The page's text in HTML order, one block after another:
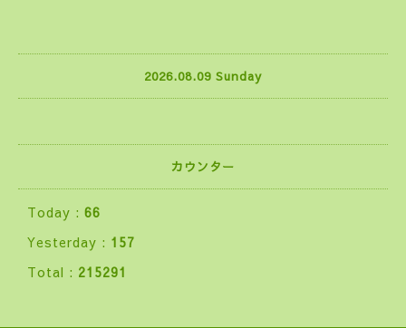
2026.08.09 Sunday
カウンター
Today : 66
Yesterday : 157
Total : 215291